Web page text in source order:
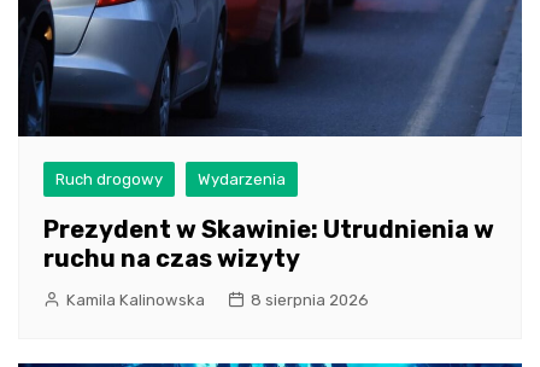
Ruch drogowy Wydarzenia
Prezydent w Skawinie: Utrudnienia w
ruchu na czas wizyty
Kamila Kalinowska 8 sierpnia 2026